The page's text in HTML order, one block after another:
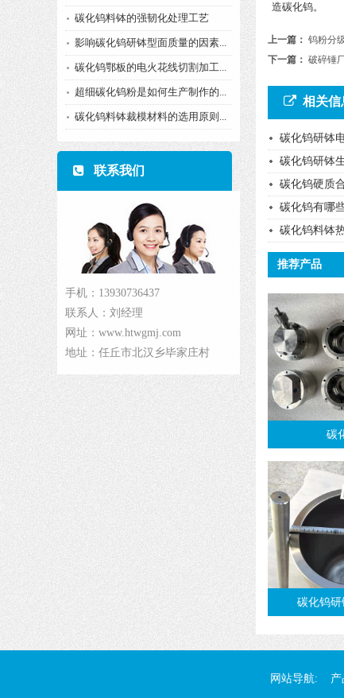
碳化钨料钵的强韧化处理工艺
影响碳化钨研钵型面质量的因素...
碳化钨鄂板的电火花线切割加工...
超细碳化钨粉是如何生产制作的...
碳化钨料钵裁模材料的选用原则...
联系我们
手机：13930736437
联系人：刘经理
网址：www.htwgmj.com
地址：任丘市北汉乡毕家庄村
造碳化钨。
上一篇： 钨粉分
下一篇： 破碎锤
相关信
碳化钨研钵
碳化钨研钵
碳化钨硬质
碳化钨有哪
碳化钨料钵
推荐产品
碳
碳化钨
网站导航: 产